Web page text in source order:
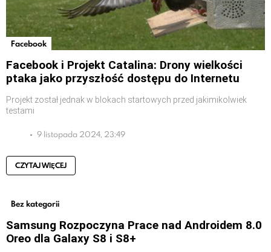
Facebook
Facebook i Projekt Catalina: Drony wielkości
ptaka jako przyszłość dostępu do Internetu
Projekt został jednak w blokach startowych przed jakimikolwiek
testami
9 listopada 2024, 23:49
CZYTAJ WIĘCEJ
Bez kategorii
Samsung Rozpoczyna Prace nad Androidem 8.0
Oreo dla Galaxy S8 i S8+